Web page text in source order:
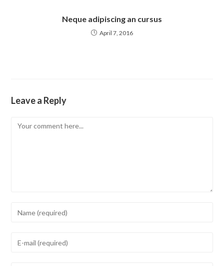
Neque adipiscing an cursus
April 7, 2016
Leave a Reply
Comment